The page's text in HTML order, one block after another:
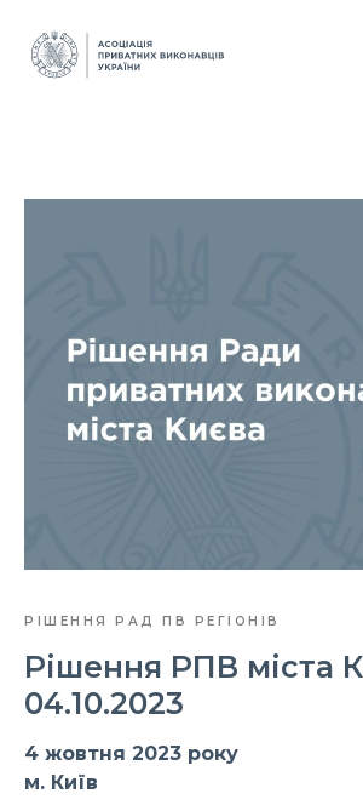
РІШЕННЯ РАД ПВ РЕГІОНІВ
Рішення РПВ міста
04.10.2023
4 жовтня 2023 року
м. Київ